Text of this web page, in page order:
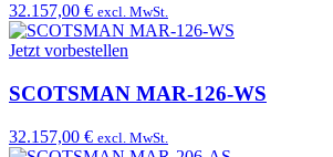
32.157,00 € excl. MwSt.
Jetzt vorbestellen
SCOTSMAN MAR-126-WS
32.157,00 € excl. MwSt.